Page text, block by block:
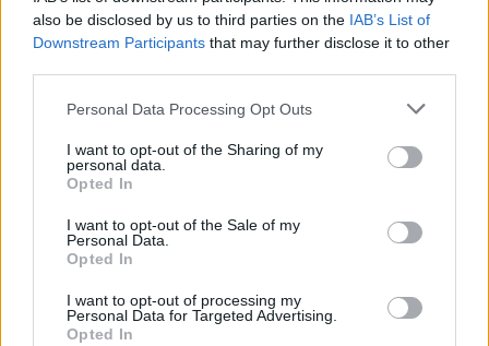
also be disclosed by us to third parties on the IAB’s List of
Downstream Participants that may further disclose it to other
Please note that this website/app uses one or more Google
not limited to your visit or usage behaviour. You may click to
grant or deny consent to Google and its third-party tags to
use your data for below specified purposes in below Google
consent section.
Personal Data Processing Opt Outs
I want to opt-out of the Sharing of my
personal data.
Opted In
I want to opt-out of the Sale of my
Personal Data.
Opted In
I want to opt-out of processing my
Personal Data for Targeted Advertising.
Opted In
Dieses Projekt wurde mit Unterstützung der
Europäischen Kommission finanziert. Diese Website gibt
ausschließlich die Ansichten des Autors wieder.
Verfügbar
Aktive Stipendien
Gesamtwert
an jährlicher Förderung